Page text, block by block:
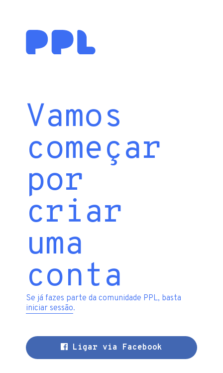
Vamos
começar
por
criar
uma
conta
Se já fazes parte da comunidade PPL, basta
iniciar sessão.
Ligar via Facebook